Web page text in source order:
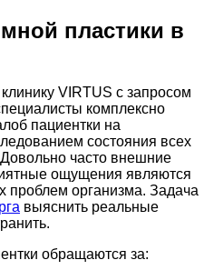
пластики в
VIRTUS с запросом
комплексно
пациентки на
состояния всех
часто внешние
ощущения являются
проблем организма. Задача
выяснить реальные
обращаются за: